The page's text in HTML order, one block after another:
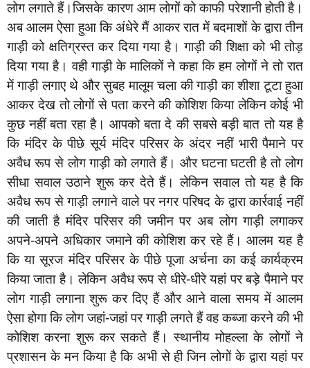
लोग लगाते हैं।जिसके कारण आम लोगों को काफी परेशानी होती है।
अब आलम ऐसा हुआ कि अंधेरे मैं आकर रात में बदमाशों के द्वारा तीन
गाड़ी को क्षतिग्रस्त कर दिया गया है। गाड़ी की शिक्षा को भी तोड़
दिया गया है। वही गाड़ी के मालिकों ने कहा कि हम लोगों ने तो रात
में गाड़ी लगाए थे और सुबह मालूम चला की गाड़ी का शीशा टूटा हुआ
आकर देख तो लोगों से पता करने की कोशिश किया लेकिन कोई भी
कुछ नहीं बता रहा है। आपको बता दे की सबसे बड़ी बात तो यह है
कि मंदिर के पीछे सूर्य मंदिर परिसर के अंदर नहीं भारी पैमाने पर
अवैध रूप से लोग गाड़ी को लगाते हैं। और घटना घटती है तो लोग
सीधा सवाल उठाने शुरू कर देते हैं। लेकिन सवाल तो यह है कि
अवैध रूप से गाड़ी लगाने वाले पर नगर परिषद के द्वारा कार्रवाई नहीं
की जाती है मंदिर परिसर की जमीन पर अब लोग गाड़ी लगाकर
अपने-अपने अधिकार जमाने की कोशिश कर रहे हैं। आलम यह है
कि या सूरज मंदिर परिसर के पीछे पूजा अर्चना का कई कार्यक्रम
किया जाता है। लेकिन अवैध रूप से धीरे-धीरे यहां पर बड़े पैमाने पर
लोग गाड़ी लगाना शुरू कर दिए हैं और आने वाला समय में आलम
ऐसा होगा कि लोग जहां-जहां पर गाड़ी लगते हैं वह कब्जा करने की भी
कोशिश करना शुरू कर सकते हैं। स्थानीय मोहल्ला के लोगों ने
प्रशासन के मन किया है कि अभी से ही जिन लोगों के द्वारा यहां पर